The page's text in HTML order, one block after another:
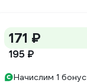
171 ₽
195 ₽
Начислим 1 бонус